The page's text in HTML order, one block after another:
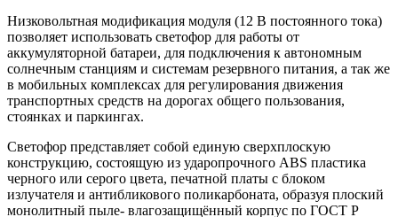
Низковольтная модификация модуля (12 В постоянного тока)
позволяет использовать светофор для работы от
аккумуляторной батареи, для подключения к автономным
солнечным станциям и системам резервного питания, а так же
в мобильных комплексах для регулирования движения
транспортных средств на дорогах общего пользования,
стоянках и паркингах.
Светофор представляет собой единую сверхплоскую
конструкцию, состоящую из ударопрочного ABS пластика
черного или серого цвета, печатной платы с блоком
излучателя и антибликового поликарбоната, образуя плоский
монолитный пыле- влагозащищённый корпус по ГОСТ Р